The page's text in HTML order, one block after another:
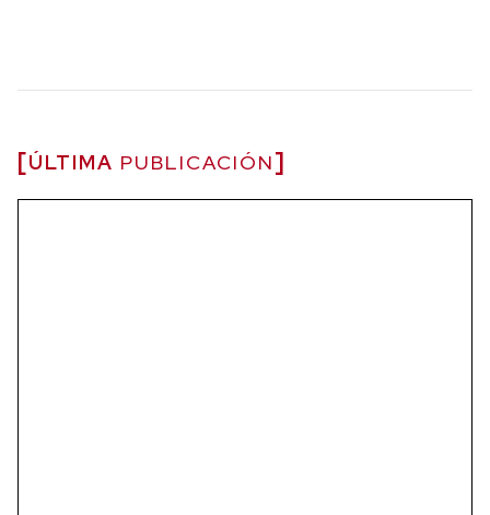
ÚLTIMA PUBLICACIÓN